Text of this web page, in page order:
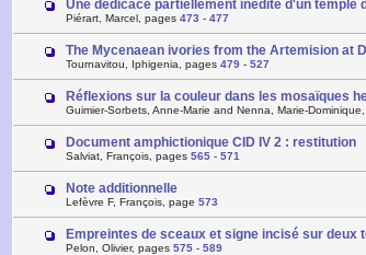
Une dédicace partiellement inédite d'un temple
Piérart, Marcel, pages 473 - 477
The Mycenaean ivories from the Artemision at
Tournavitou, Iphigenia, pages 479 - 527
Réflexions sur la couleur dans les mosaïques
Guimier-Sorbets, Anne-Marie and Nenna, Marie-
Document amphictionique CID IV 2 : restitution
Salviat, François, pages 565 - 571
Note additionnelle
Lefèvre F, François, page 573
Empreintes de sceaux et signe incisé sur deux
Pelon, Olivier, pages 575 - 589